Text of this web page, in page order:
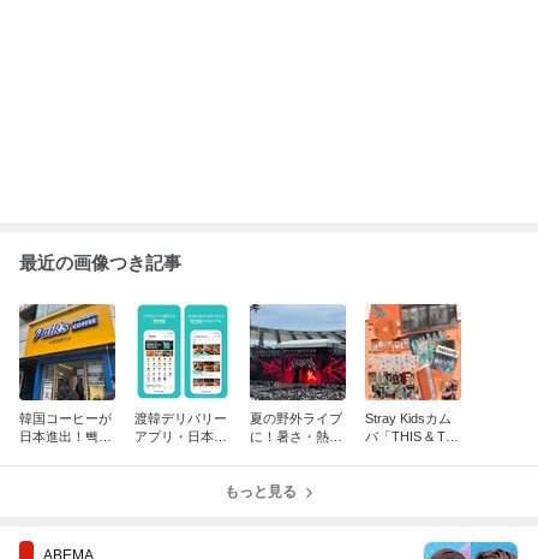
最近の画像つき記事
韓国コーヒーが
日本進出！빽다
渡韓デリバリー
アプリ・日本人
夏の野外ライブ
に！暑さ・熱中
め
Stray Kidsカム
バ「THIS & TH
もっと見る
ABEMA